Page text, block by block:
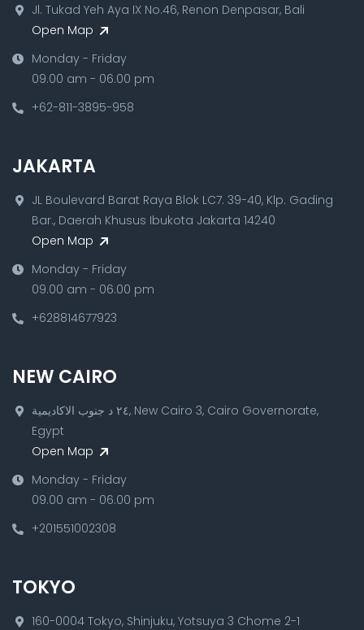
Jl. Tukad Yeh Aya IX No.46, Renon Denpasar, Bali
Open Map
Monday - Friday
09.00 am - 06.00 pm
+62-811-3895-958
JAKARTA
JL Boulevard Barat Raya Blok LC7. 39-40, Klp. Gading
Bar., Daerah Khusus Ibukota Jakarta 14240
Open Map
Monday - Friday
09.00 am - 06.00 pm
+628814677923
NEW CAIRO
٢٤ د جنوب الاكاديمية, New Cairo 3, Cairo Governorate,
Egypt
Open Map
Monday - Friday
09.00 am - 06.00 pm
+201551002308
TOKYO
160-0004 Tokyo, Shinjuku, Yotsuya 3 Chome 2-1